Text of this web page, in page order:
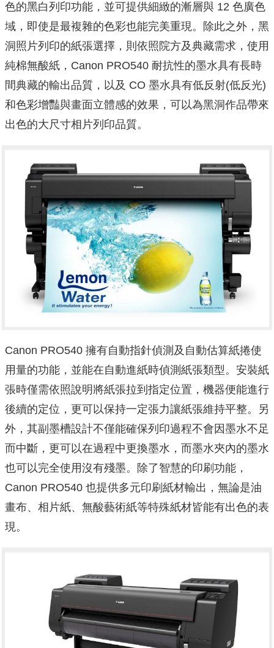
色的黑白列印功能，並可提供細緻的漸層與 12 色廣色
域，即使是最複雜的色彩也能完美重現。除此之外，黑
洞照片列印的紙張選擇，則依照院方及典藏需求，使用
純棉無酸紙，Canon PRO540 耐抗性的墨水具有長時
間典藏的輸出品質，以及 CO 墨水具有低反射(低反光)
和色彩增豔與畫面立體感的效果，可以為黑洞作品帶來
出色的大尺寸相片列印品質。
Canon PRO540 擁有自動指針偵測及自動估算紙捲使
用量的功能，並能在自動進紙時偵測紙張類型。安裝紙
張時僅需依照說明將紙張拉到指定位置，機器便能進行
後續的定位，更可以保持一定張力讓紙張維持平整。另
外，其副墨槽設計不僅能確保列印過程不會因墨水不足
而中斷，更可以在過程中更換墨水，而墨水夾內的墨水
也可以完全使用沒有殘墨。除了智慧的印刷功能，
Canon PRO540 也提供多元印刷紙材輸出，無論是油
畫布、相片紙、無酸藝術紙等特殊紙材皆能有出色的表
現。